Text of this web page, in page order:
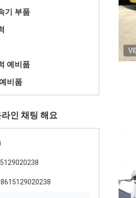
기 부품
예비품
비품
인 채팅 해요